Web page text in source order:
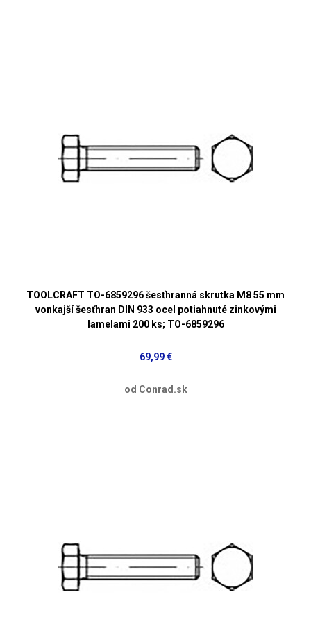
TOOLCRAFT TO-6859296 šesťhranná skrutka M8 55 mm
vonkajší šesťhran DIN 933 ocel potiahnuté zinkovými
lamelami 200 ks; TO-6859296
69,99 €
od Conrad.sk